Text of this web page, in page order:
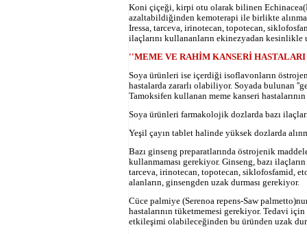
Koni çiçeği, kirpi otu olarak bilinen
azaltabildiğinden kemoterapi ile birlikte
Iressa, tarceva, irinotecan, topotecan,
ilaçlarını kullananların ekinezyadan kesinlikle
''MEME VE RAHİM KANSERİ
Soya ürünleri ise içerdiği isoflavonların
hastalarda zararlı olabiliyor. Soyada bulunan
Tamoksifen kullanan meme kanseri
Soya ürünleri farmakolojik dozlarda bazı
Yeşil çayın tablet halinde yüksek dozlarda
Bazı ginseng preparatlarında östrojenik
kullanmaması gerekiyor. Ginseng, bazı
tarceva, irinotecan, topotecan, siklofosfamid,
alanların, ginsengden uzak durması gerekiyor.
Cüce palmiye (Serenoa repens-Saw
hastalarının tüketmemesi gerekiyor. Tedavi
etkileşimi olabileceğinden bu üründen uzak